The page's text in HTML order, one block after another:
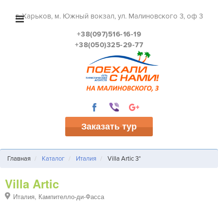
г. Харьков, м. Южный вокзал, ул. Малиновского 3, оф 3
+38(097)516-16-19
+38(050)325-29-77
Заказать тур
Главная Каталог Италия Villa Artic 3*
Villa Artic
Италия, Кампителло-ди-Фасса